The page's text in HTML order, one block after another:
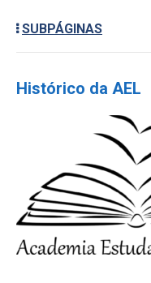
SUBPÁGINAS
Histórico da AEL